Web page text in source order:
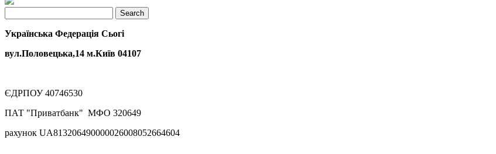
Українська Федерація Сьогі
вул.Половецька,14 м.Київ 04107
ЄДРПОУ 40746530
ПАТ "Приватбанк" МФО 320649
рахунок UA813206490000026008052664604